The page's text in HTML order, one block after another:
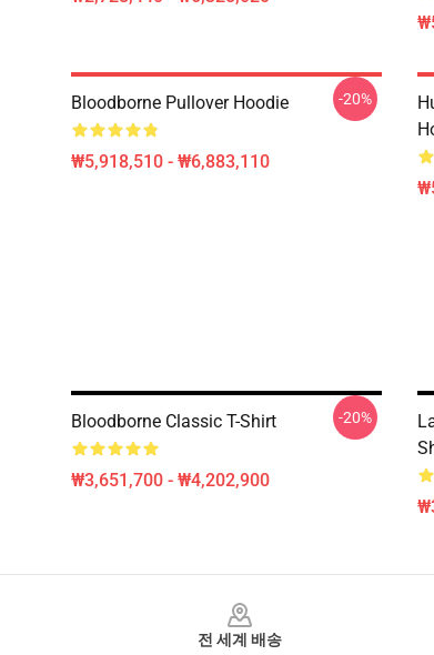
Bloodborne Pullover Hoodie
₩5,918,510 - ₩6,883,110
-20%
Bloodborne Classic T-Shirt
₩3,651,700 - ₩4,202,900
-20%
전 세계 배송